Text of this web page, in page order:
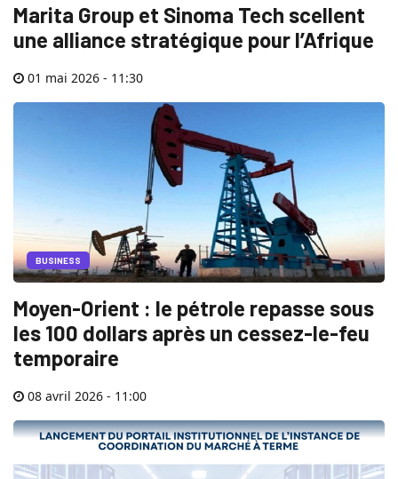
Marita Group et Sinoma Tech scellent
une alliance stratégique pour l’Afrique
01 mai 2026 - 11:30
BUSINESS
Moyen-Orient : le pétrole repasse sous
les 100 dollars après un cessez-le-feu
temporaire
08 avril 2026 - 11:00